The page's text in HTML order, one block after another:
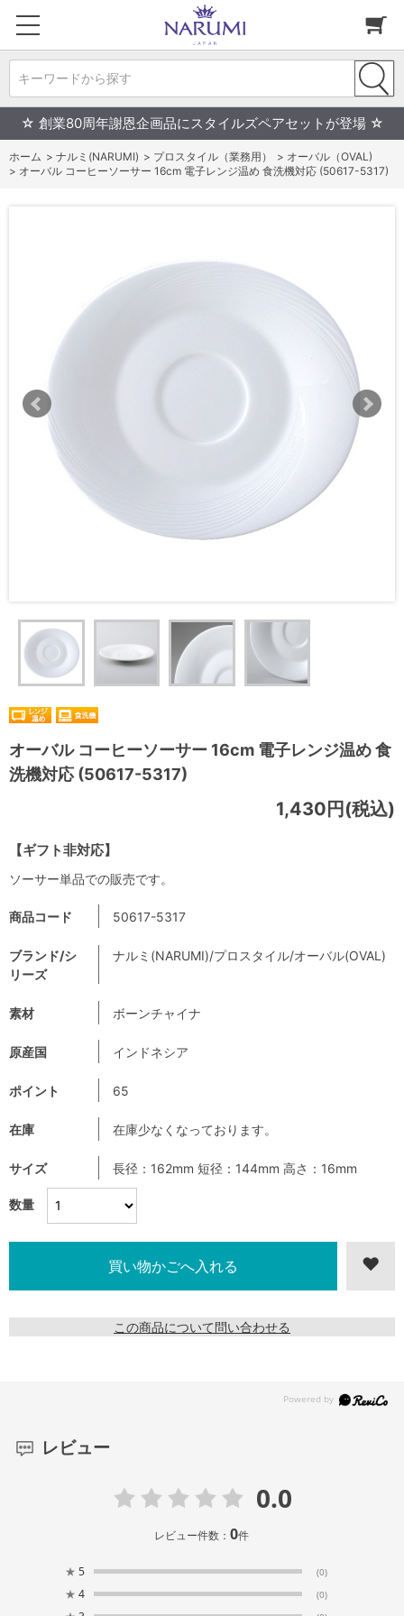
キーワードから探す
☆ 創業80周年謝恩企画品にスタイルズペアセットが登場 ☆
ホーム > ナルミ(NARUMI) > プロスタイル（業務用） > オーバル（OVAL)
> オーバル コーヒーソーサー 16cm 電子レンジ温め 食洗機対応 (50617-5317)
オーバル コーヒーソーサー 16cm 電子レンジ温め 食
洗機対応 (50617-5317)
【ギフト非対応】
1,430円(税込)
数量
商品コード 50617-5317
ブランド/シ
リーズ
ナルミ(NARUMI)/プロスタイル/オーバル(OVAL)
素材 ボーンチャイナ
原産国 インドネシア
ポイント 65
在庫 在庫少なくなっております。
サイズ 長径：162mm 短径：144mm 高さ：16mm
この商品について問い合わせる
ソーサー単品での販売です。
レビュー
0.0
レビュー件数：0件
★ 5 (0)
★ 4 (0)